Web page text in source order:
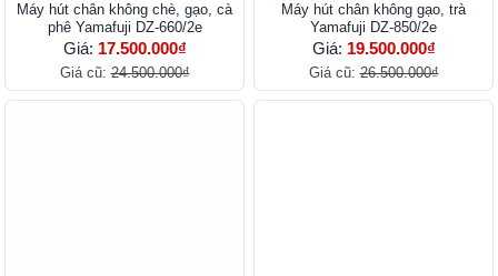
Máy hút chân không chè, gạo, cà
phê Yamafuji DZ-660/2e
Giá: 17.500.000₫
Giá cũ:24.500.000₫
Máy hút chân không gạo, trà
Yamafuji DZ-850/2e
Giá: 19.500.000₫
Giá cũ:26.500.000₫